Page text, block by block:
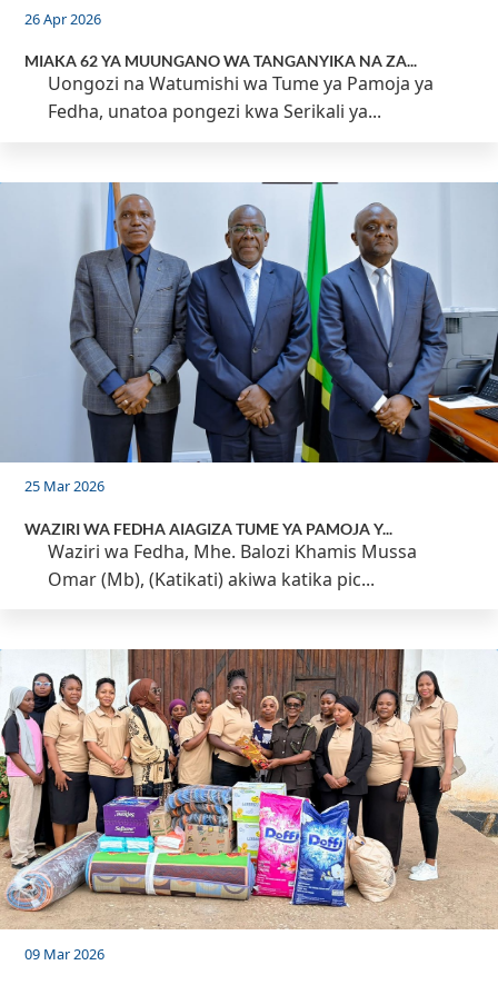
26 Apr 2026
MIAKA 62 YA MUUNGANO WA TANGANYIKA NA ZA...
Uongozi na Watumishi wa Tume ya Pamoja ya
Fedha, unatoa pongezi kwa Serikali ya...
25 Mar 2026
WAZIRI WA FEDHA AIAGIZA TUME YA PAMOJA Y...
Waziri wa Fedha, Mhe. Balozi Khamis Mussa
Omar (Mb), (Katikati) akiwa katika pic...
09 Mar 2026